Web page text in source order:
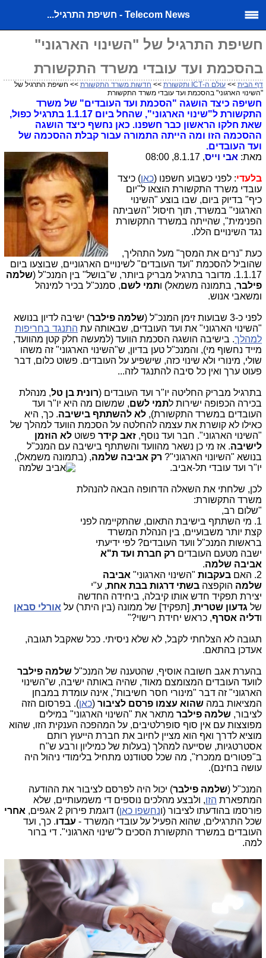
Telecom News - חשיפת התרגיל...
חשיפת התרגיל של "השינוי הארגוני"
בהסכמת ועד עובדי משרד התקשורת
דף הבית >> עולם ה-ICT ותקשורת >> חדשות משרד התקשורת >> חשיפת התרגיל של
"השינוי הארגוני" בהסכמת ועד עובדי משרד התקשורת
חשיפה כיצד הושגה "הסכמת ועד העובדים" של משרד
התקשורת ל"שינוי הארגוני", שהחל ביום 1.1.17 בתרגיל כפול,
שאת חלקו הראשון כבר חשפנו. כאן נחשף כיצד הושגה
ההסכמה הזו ומה הייתה התמורה עבור קבלת ההסכמה של
ועד העובדים.
מאת: אבי וייס, 8.1.17, 08:00
בלעדי: לפני כשבוע חשפנו (כאן) כיצד
עובדי משרד התקשורת הוצאו ל"יום
כיף" בדיוק ביום, שבו בוצע "השינוי
הארגוני" במשרד, תוך חיסול "השביתה
הפנימית", שהייתה במשרד התקשורת
נגד השינויים הללו.
כעת "נרים את המסך" מעל התהליך,
שהוביל להסכמת "ועד העובדים" לשינויים הארגוניים, שבוצעו ביום
1.1.17. מדובר בתרגיל מבריק ביותר, ש"בושל" בין המנכ"ל (
שלמה
פילבר, בתמונה משמאל) ותמי לשם, סמנכ"ל בכיר למינהל
ומשאבי אנוש.
לפני כ-3 שבועות זימן המנכ"ל ( שלמה פילבר) ישיבה לדיון בנושא
"השינוי הארגוני" את ועד העובדים, שבאותה עת התנגד בחריפות
למהלך. בישיבה הושגה הסכמת הוועד (למעשה חלק קטן מהוועד,
מייד נחשוף מי), והמנכ"ל טען בדיון, ש"השינוי הארגוני" זה משהו
שולי, מינורי ולא שינוי כזה, שישפיע על העובדים. פשוט כלום, דבר
פעוט ערך ואין כל סיבה להתנגד לזה...
בתרגיל מבריק החליטה יו"ר ועד העובדים (רונית בן טל, מנהלת
בכירה הכפופה ישירות לתמי לשם, שמשום מה היא יו"ר ועד
העובדים במשרד התקשורת), לא להשתתף בישיבה. כך, היא
כאילו לא קושרת את עצמה להחלטה על הסכמת הוועד למהלך של
"השינוי הארגוני". חבר ועד נוסף, זאב קידר פשוט לא הוזמן
לישיבה. אז מי כן נשאר מהוועד והשתתף בישיבה עם המנכ"ל
בנושא "השיונוי הארגוני"? רק אביבה שלמה, (בתמונה משמאל),
יו"ר ועד עובדי תל-אביב.
לכן, שלחתי את השאלה הדחופה הבאה להנהלת
משרד התקשורת:
"שלום רב,
1. מי השתתף בישיבת התאום, שהתקיימה לפני
קצת יותר משבועיים, בין הנהלת המשרד
בראשות המנכ"ל וועד העובדים? לפי ידיעתי
ישבה מטעם העובדים רק חברת ועד ת"א
אביבה שלמה.
2. האם
בעקבות "השינוי הארגוני" אביבה
שלמה הוקפצה בשתי דרגות בבת אחת, ע"י
יצירת תפקיד חדש אותו קיבלה, ביחידה החדשה
של גדעון שטרית, [תפקיד] של ממונה (בין היתר) על אורלי סבאן
ודליה אסרף, כראש יחידת רישוי?"
תגובה לא הצלחתי לקבל, לא שלא ניסיתי. ככל שאקבל תגובה,
אעדכן בהתאם.
בהערת אגב חשובה אוסיף, שהטענה של המנכ"ל שלמה פילבר
לוועד העובדים המצומצם מאוד, שהיה באותה ישיבה, ש"השינוי
הארגוני" זה דבר "מינורי חסר חשיבות", אינה עומדת במבחן
המציאות במה שהוא עצמו פרסם לציבור (כאן). בפרסום הזה
לציבור, שלמה פילבר מתאר את "השינוי הארגוני" במילים
מפוצצות עם אין סוף סופרלטיבים, על המהפכה הענקית הזו, שהוא
מוציא לדרך ואף הוא מציין לחיוב את חברת הייעוץ רותם
אסטרטגיות, שסייעה למהלך (בעלות של כמיליון ורבע ש"ח
ב"פטורים ממכרז", מה שכל סטודנט מתחיל בלימודי ניהול היה
עושה בחינם).
המנכ"ל (שלמה פילבר) יכול היה לפרסם לציבור את ההודעה
המתפארת הזו, ולבצע מהלכים נוספים די משמעותיים, שלא
פורסמו בהודעתו לציבור (ונחשפו כאן) דוגמת פירוק 2 אגפים,
אחרי
שכל התרגילים, שהוא הפעיל על עובדי המשרד - עבדו. כך, ועד
העובדים במשרד התקשורת הסכים ל"שינוי הארגוני". די ברור
למה.